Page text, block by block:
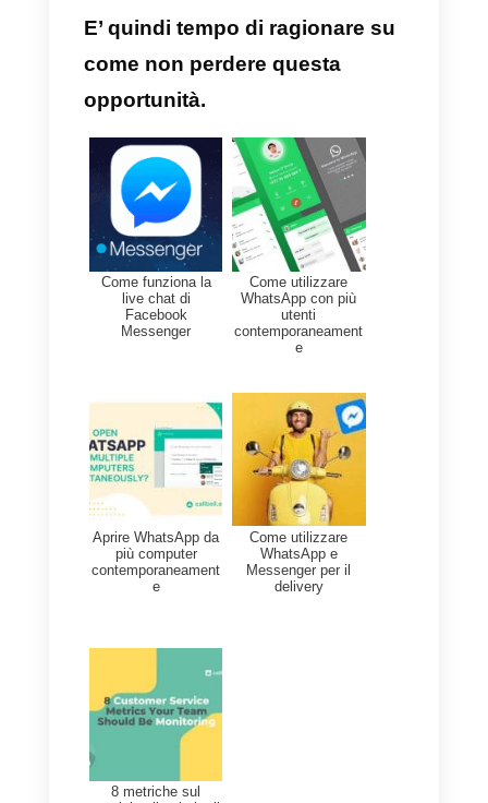
consapevole di poter gestire la
sua richiesta di assistenza allo
stesso modo con il quale lo
stesso gestisce una
conversazione con un amico.
La conversazione prosegue su
un canale dove l’utente si sente a
viene salvata in automatico;
l’assistenza si tramuta in
rapporto amichevole
livello, portando alla
massimizzazione dell’unica
soddisfazione
Con più di 50 miliardi di messaggi
inviati ogni giorno tramite